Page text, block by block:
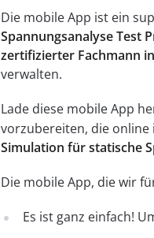
Die mobile App ist ein
Spannungsanalyse Test
zertifizierter Fachmann
verwalten.
Lade diese mobile App
vorzubereiten, die online
Simulation für statische
Die mobile App, die wir
Es ist ganz einfach!